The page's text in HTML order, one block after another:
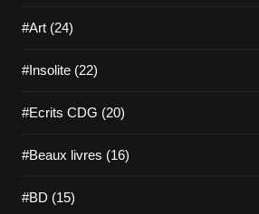
#Art (24)
#Insolite (22)
#Ecrits CDG (20)
#Beaux livres (16)
#BD (15)